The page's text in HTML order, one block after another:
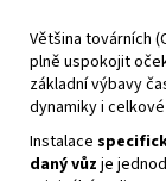
Většina továrních
plně uspokojit
základní výbavy
dynamiky i
Instalace
daný vůz je